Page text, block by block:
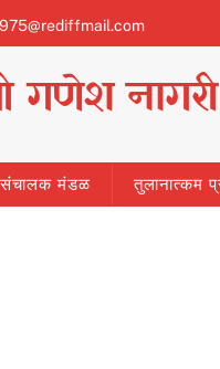
गणेश
संचालक मंडळ तुलानात्कम